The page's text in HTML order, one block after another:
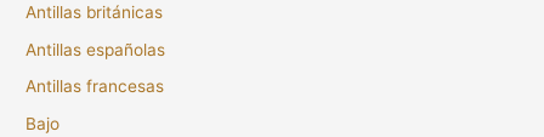
Antillas británicas
Antillas españolas
Antillas francesas
Bajo